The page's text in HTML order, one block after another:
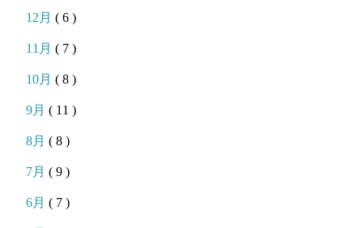
12月( 6 )
11月( 7 )
10月( 8 )
9月( 11 )
8月( 8 )
7月( 9 )
6月( 7 )